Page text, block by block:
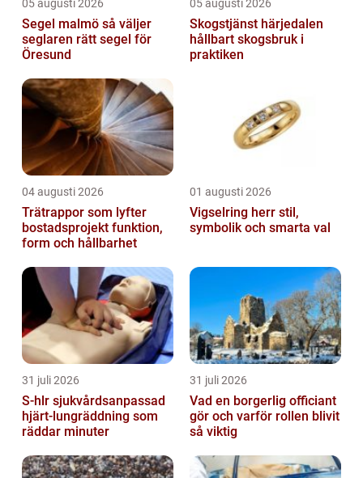
05 augusti 2026
Segel malmö så väljer
seglaren rätt segel för
Öresund
05 augusti 2026
Skogstjänst härjedalen
hållbart skogsbruk i
praktiken
04 augusti 2026
Trätrappor som lyfter
bostadsprojekt funktion,
form och hållbarhet
01 augusti 2026
Vigselring herr stil,
symbolik och smarta val
31 juli 2026
S-hlr sjukvårdsanpassad
hjärt-lungräddning som
räddar minuter
31 juli 2026
Vad en borgerlig officiant
gör och varför rollen blivit
så viktig